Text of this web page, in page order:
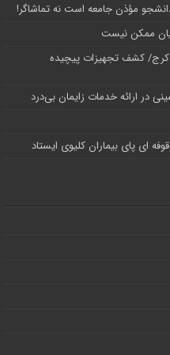
مؤذن جامعه است نه تماشاگر!
ممکن نیست
کرج/‌ کشف تجهیزات پیچیده
ای پای بیماران کلیوی ایستاد